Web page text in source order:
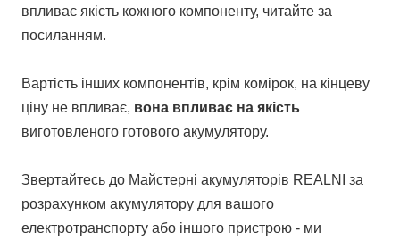
впливає якість кожного компоненту, читайте за
посиланням.
Вартість інших компонентів, крім комірок, на кінцеву
ціну не впливає, вона впливає на якість
виготовленого готового акумулятору.
Звертайтесь до Майстерні акумуляторів REALNI за
розрахунком акумулятору для вашого
електротранспорту або іншого пристрою - ми